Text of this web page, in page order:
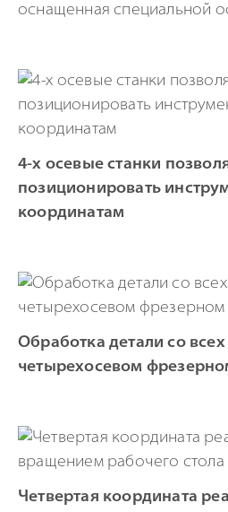
оснащенная специальной
4-х осевые станки
позиционировать
координатам
Обработка детали со
четырехосевом
Четвертая координата